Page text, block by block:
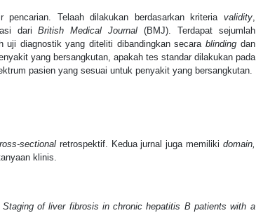
Telaah dilakukan berdasarkan kriteria validity,
dariBritish Medical Journal (BMJ). Terdapat sejumlah
uji diagnostik yang diteliti dibandingkan secara blindingdan
yang bersangkutan, apakah tes standar dilakukan pada
pasien yang sesuai untuk penyakit yang bersangkutan.
sectional retrospektif. Kedua jurnal juga memiliki domain,
klinis.
Staging of liver fibrosis in chronic hepatitis B patients with a